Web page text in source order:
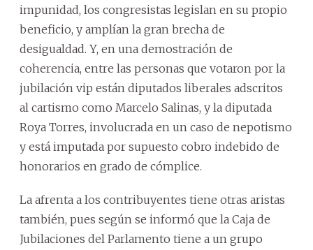
impunidad, los congresistas legislan en su propio
beneficio, y amplían la gran brecha de
desigualdad. Y, en una demostración de
coherencia, entre las personas que votaron por la
jubilación vip están diputados liberales adscritos
al cartismo como Marcelo Salinas, y la diputada
Roya Torres, involucrada en un caso de nepotismo
y está imputada por supuesto cobro indebido de
honorarios en grado de cómplice.
La afrenta a los contribuyentes tiene otras aristas
también, pues según se informó que la Caja de
Jubilaciones del Parlamento tiene a un grupo